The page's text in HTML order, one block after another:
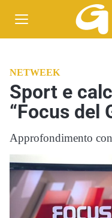
NETWEEK
Sport e
“Focus del
Approfondimento